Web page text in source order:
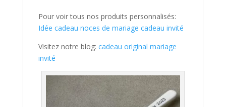
Pour voir tous nos produits personnalisés:
Idée cadeau noces de mariage cadeau invité
Visitez notre blog: cadeau original mariage
invité